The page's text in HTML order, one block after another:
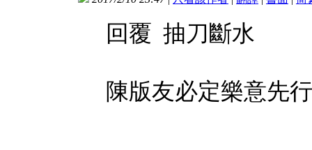
回覆 抽刀斷水
陳版友必定樂意先